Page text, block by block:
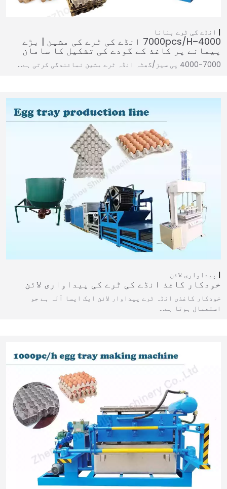
انڈے کی ٹرے بنانا
4000–7000pcs/h انڈے کی ٹرے کی مشین | بڑے
پیمانے پر کاغذ کے گودے کی تشکیل کا سامان
4000-7000 پی سیز/گھٹہ انڈہ ٹرے مشین نمائندگی کرتی ہے…
پیداواری لائن
خودکار کاغذ انڈے کی ٹرے کی پیداواری لائن
خودکار کاغذی انڈہ ٹرے پیداوار لائن ایک ایسا آلہ ہے جو
استعمال ہوتا ہے…